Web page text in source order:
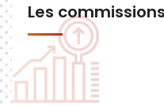
Les commissions